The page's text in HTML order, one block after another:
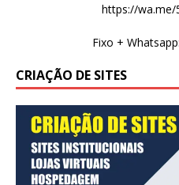
https://wa.me/
Fixo +
CRIAÇÃO DE SITES